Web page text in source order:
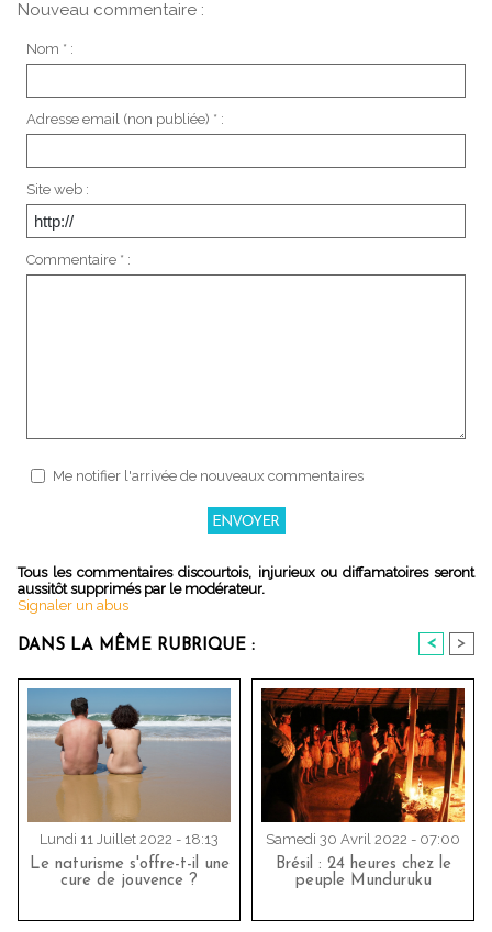
Nouveau commentaire :
Nom * :
Adresse email (non publiée) * :
Site web :
Commentaire * :
Me notifier l'arrivée de nouveaux commentaires
Tous les commentaires discourtois, injurieux ou diffamatoires seront
aussitôt supprimés par le modérateur.
Signaler un abus
DANS LA MÊME RUBRIQUE : < >
Lundi 11 Juillet 2022 - 18:13
Le naturisme s'offre-t-il une
cure de jouvence ?
Samedi 30 Avril 2022 - 07:00
Brésil : 24 heures chez le
peuple Munduruku